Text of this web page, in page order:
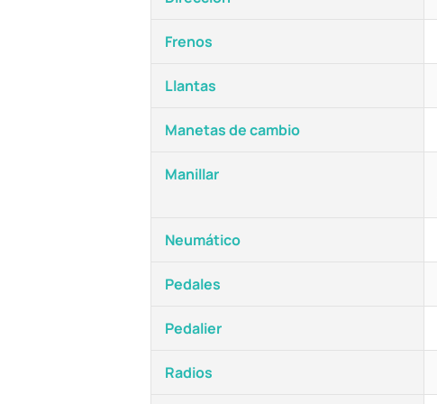
Frenos
Llantas
Manetas de cambio
Manillar
Neumático
Pedales
Pedalier
Radios